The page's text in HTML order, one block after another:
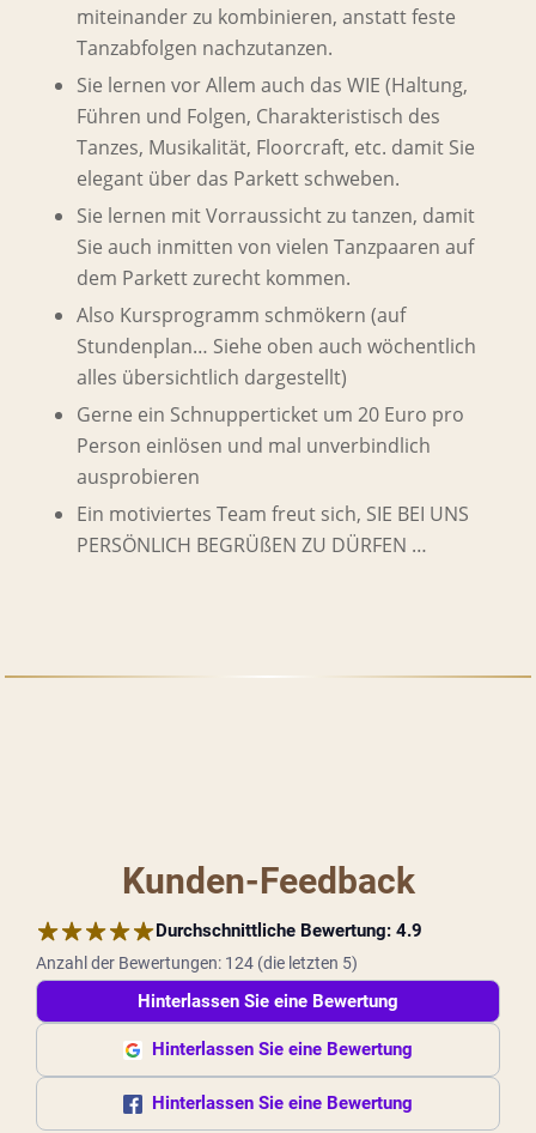
miteinander zu kombinieren, anstatt feste
Tanzabfolgen nachzutanzen.
Sie lernen vor Allem auch das WIE (Haltung,
Führen und Folgen, Charakteristisch des
Tanzes, Musikalität, Floorcraft, etc. damit Sie
elegant über das Parkett schweben.
Sie lernen mit Vorraussicht zu tanzen, damit
Sie auch inmitten von vielen Tanzpaaren auf
dem Parkett zurecht kommen.
Also Kursprogramm schmökern (auf
Stundenplan… Siehe oben auch wöchentlich
alles übersichtlich dargestellt)
Gerne ein Schnupperticket um 20 Euro pro
Person einlösen und mal unverbindlich
ausprobieren
Ein motiviertes Team freut sich, SIE BEI UNS
PERSÖNLICH BEGRÜßEN ZU DÜRFEN …
Kunden-Feedback
Durchschnittliche Bewertung: 4.9
Anzahl der Bewertungen: 124 (die letzten 5)
Hinterlassen Sie eine Bewertung
Hinterlassen Sie eine Bewertung
Hinterlassen Sie eine Bewertung